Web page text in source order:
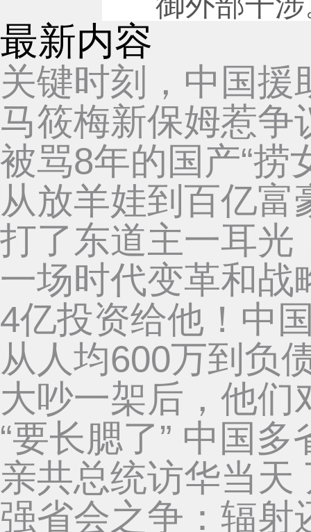
最新内容
关键时刻，中国援
马筱梅新保姆惹争
被骂8年的国产“捞
从放羊娃到百亿
打了东道主一耳光
一场时代变革和战
4亿投资给他！中
从人均600万到负
大吵一架后，他们
“要长腮了” 中国
亲共总统访华当天
强省会之争：辐射